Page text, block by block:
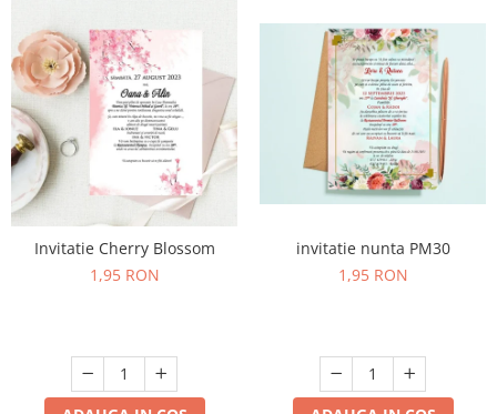
Invitatie Cherry Blossom
1,95 RON
invitatie nunta PM30
1,95 RON